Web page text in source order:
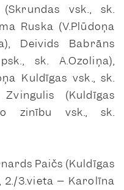
vsk., sk.
Ruska (V.Plūdoņa
Deivids Babrāns
sk. A.Ozoliņa),
Kuldīgas vsk., sk.
(Kuldīgas
zinību vsk., sk.
Paičs (Kuldīgas
2./3.vieta – Karolīna